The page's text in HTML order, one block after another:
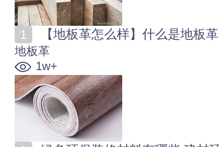
【地板革怎么样】什么是地板
地板革
1w+